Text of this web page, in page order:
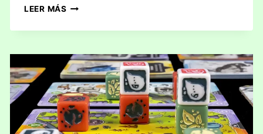
LEER MÁS RESEÑA:
DICE
DANGER